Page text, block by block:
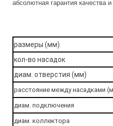
абсолютная гарантия качества
размеры (мм)
кол-во насадок
диам. отверстия (мм)
расстояние между насадками
диам. подключения
диам. коллектора